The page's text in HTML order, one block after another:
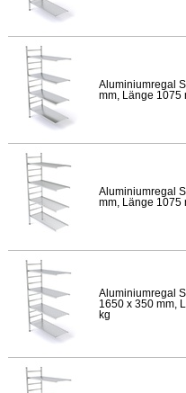
Aluminiumregal
mm, Länge 1075
Aluminiumregal
mm, Länge 1075
Aluminiumregal
1650 x 350 mm,
kg